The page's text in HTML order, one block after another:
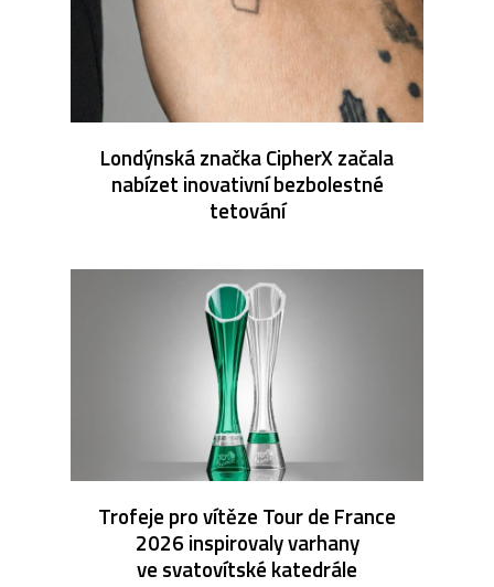
Londýnská značka CipherX začala
nabízet inovativní bezbolestné
tetování
Trofeje pro vítěze Tour de France
2026 inspirovaly varhany
ve svatovítské katedrále